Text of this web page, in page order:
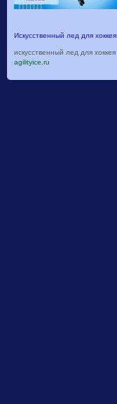
Искусственный лед для хоккея
искусственный лед для хоккея
agilityice.ru